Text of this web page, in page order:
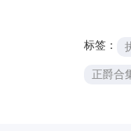
标签：
正爵合